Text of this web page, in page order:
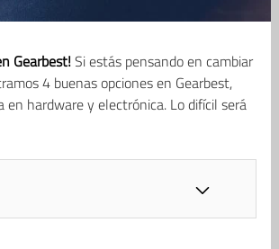
Gearbest!Si estás pensando en cambiar
4 buenas opciones en Gearbest,
en hardware y electrónica. Lo difícil será